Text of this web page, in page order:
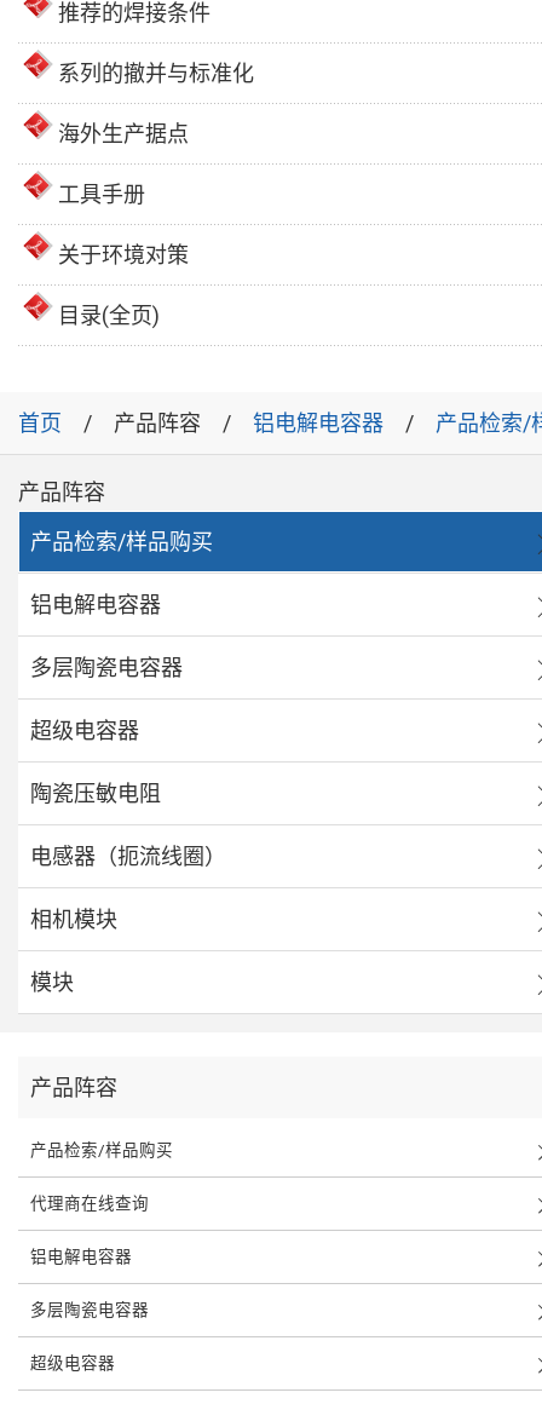
推荐的焊接条件
系列的撤并与标准化
海外生产据点
工具手册
关于环境对策
目录(全页)
首页 产品阵容 铝电解电容器 产品检索/
产品阵容
产品检索/样品购买
铝电解电容器
多层陶瓷电容器
超级电容器
陶瓷压敏电阻
电感器（扼流线圈）
相机模块
模块
产品阵容
产品检索/样品购买
代理商在线查询
铝电解电容器
多层陶瓷电容器
超级电容器